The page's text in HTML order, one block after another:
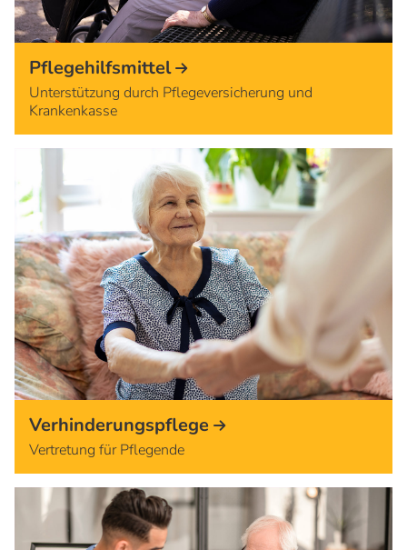
Pflegehilfsmittel
Unterstützung durch Pflegeversicherung und
Krankenkasse
Verhinderungspflege
Vertretung für Pflegende